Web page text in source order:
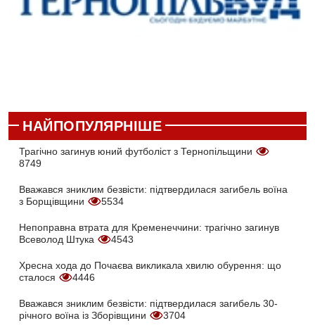
НАЙПОПУЛЯРНІШЕ
Трагічно загинув юний футболіст з Тернопільщини
8749
Вважався зниклим безвісти: підтвердилася загибель воїна
з Борщівщини
5534
Непоправна втрата для Кременеччини: трагічно загинув
Всеволод Штука
4543
Хресна хода до Почаєва викликала хвилю обурення: що
сталося
4446
Вважався зниклим безвісти: підтвердилася загибель 30-
річного воїна із Зборівщини
3704